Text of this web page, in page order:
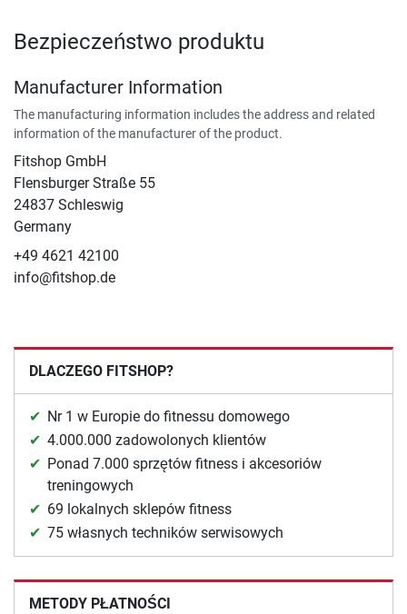
Bezpieczeństwo produktu
Manufacturer Information
The manufacturing information includes the address and related
information of the manufacturer of the product.
Fitshop GmbH
Flensburger Straße 55
24837 Schleswig
Germany
+49 4621 42100
info@fitshop.de
DLACZEGO FITSHOP?
Nr 1 w Europie do fitnessu domowego
4.000.000 zadowolonych klientów
Ponad 7.000 sprzętów fitness i akcesoriów
treningowych
69 lokalnych sklepów fitness
75 własnych techników serwisowych
METODY PŁATNOŚCI